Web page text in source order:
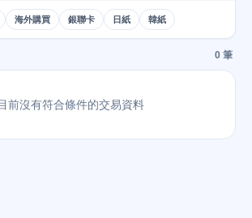
海外購買 銀聯卡 日紙 韓紙
0 筆
前沒有符合條件的交易資料